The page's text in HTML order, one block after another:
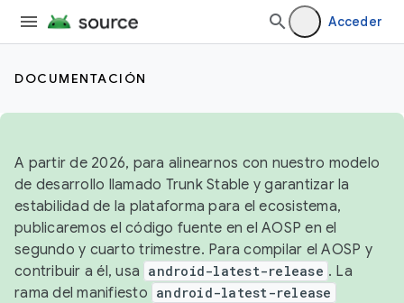
Acceder
DOCUMENTACIÓN
A partir de 2026, para alinearnos con nuestro modelo
de desarrollo llamado Trunk Stable y garantizar la
estabilidad de la plataforma para el ecosistema,
publicaremos el código fuente en el AOSP en el
segundo y cuarto trimestre. Para compilar el AOSP y
contribuir a él, usa android-latest-release . La
rama del manifiesto android-latest-release